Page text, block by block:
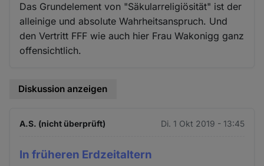
Das Grundelement von "Säkularreligiösität" ist der
alleinige und absolute Wahrheitsanspruch. Und
den Vertritt FFF wie auch hier Frau Wakonigg ganz
offensichtlich.
Diskussion anzeigen
A.S. (nicht überprüft) Di. 1 Okt 2019 - 13:45
In früheren Erdzeitaltern